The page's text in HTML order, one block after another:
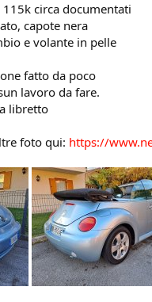
circa documentati
capote nera
e volante in pelle
fatto da poco
lavoro da fare.
libretto
foto qui: https://